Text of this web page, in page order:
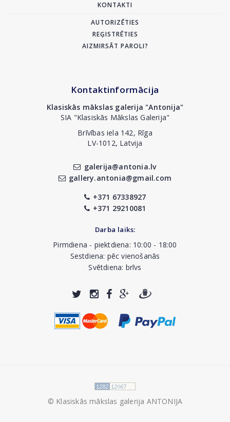
KONTAKTI
AUTORIZĒTIES
REĢISTRĒTIES
AIZMIRSĀT PAROLI?
Kontaktinformācija
Klasiskās mākslas galerija "Antonija"
SIA "Klasiskās Mākslas Galerija"
Brīvības iela 142, Rīga
LV-1012, Latvija
galerija@antonia.lv
gallery.antonia@gmail.com
+371 67338927
+371 29210081
Darba laiks:
Pirmdiena - piektdiena: 10:00 - 18:00
Sestdiena: pēc vienošanās
Svētdiena: brīvs
© Klasiskās mākslas galerija ANTONIJA